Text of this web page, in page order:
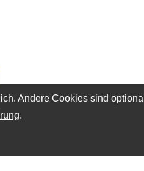
Andere Cookies sind
.